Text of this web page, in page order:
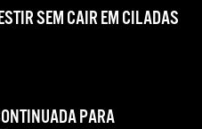
SEM CAIR EM CILADAS
PARA